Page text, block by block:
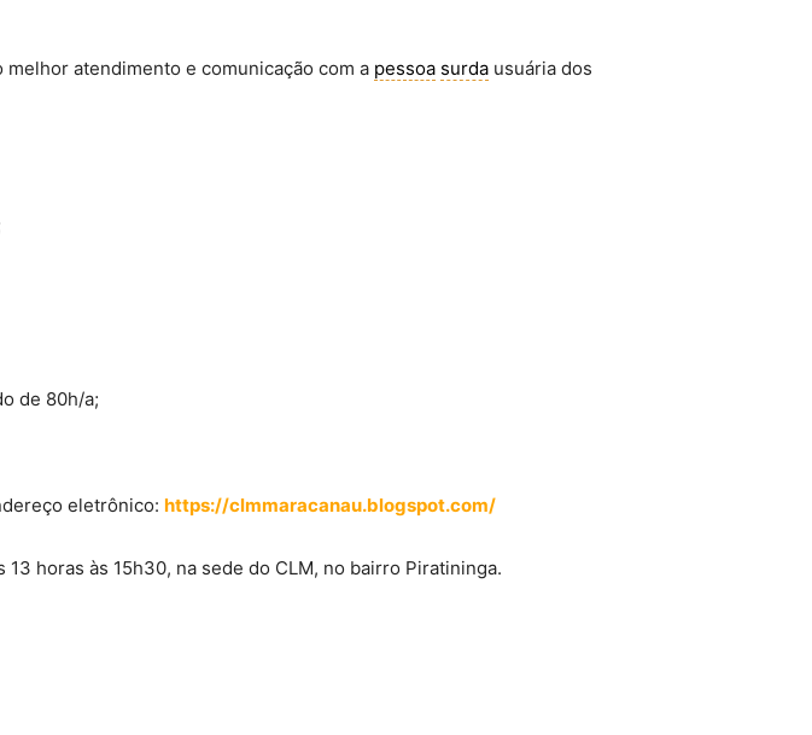
melhor atendimento e comunicação com a pessoa surda usuária dos
de 80h/a;
eletrônico: https://clmmaracanau.blogspot.com/
horas às 15h30, na sede do CLM, no bairro Piratininga.